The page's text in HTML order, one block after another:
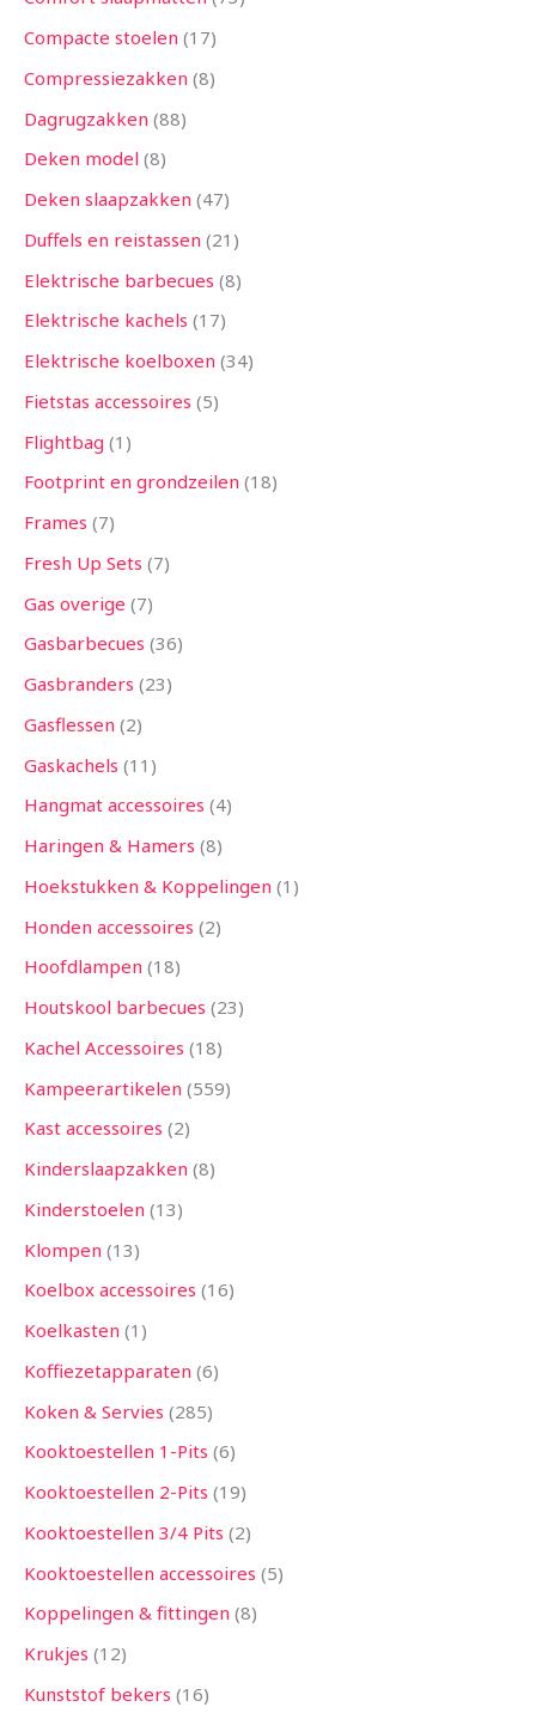
Compacte stoelen 17
Compressiezakken 8
Dagrugzakken 88
Deken model 8
Deken slaapzakken 47
Duffels en reistassen 21
Elektrische barbecues 8
Elektrische kachels 17
Elektrische koelboxen 34
Fietstas accessoires 5
Flightbag 1
Footprint en grondzeilen 18
Frames 7
Fresh Up Sets 7
Gas overige 7
Gasbarbecues 36
Gasbranders 23
Gasflessen 2
Gaskachels 11
Hangmat accessoires 4
Haringen & Hamers 8
Hoekstukken & Koppelingen 1
Honden accessoires 2
Hoofdlampen 18
Houtskool barbecues 23
Kachel Accessoires 18
Kampeerartikelen 559
Kast accessoires 2
Kinderslaapzakken 8
Kinderstoelen 13
Klompen 13
Koelbox accessoires 16
Koelkasten 1
Koffiezetapparaten 6
Koken & Servies 285
Kooktoestellen 1-Pits 6
Kooktoestellen 2-Pits 19
Kooktoestellen 3/4 Pits 2
Kooktoestellen accessoires 5
Koppelingen & fittingen 8
Krukjes 12
Kunststof bekers 16